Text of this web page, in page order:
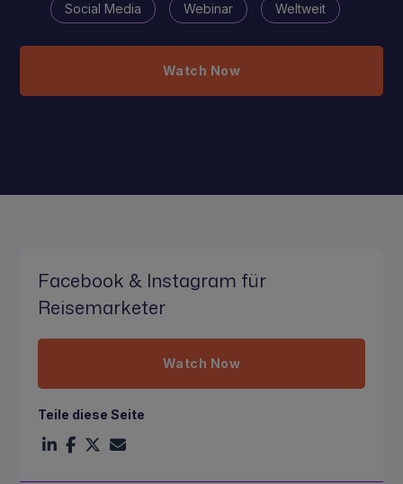
Social Media Webinar Weltweit
Watch Now
Facebook & Instagram für
Reisemarketer
Watch Now
Teile diese Seite